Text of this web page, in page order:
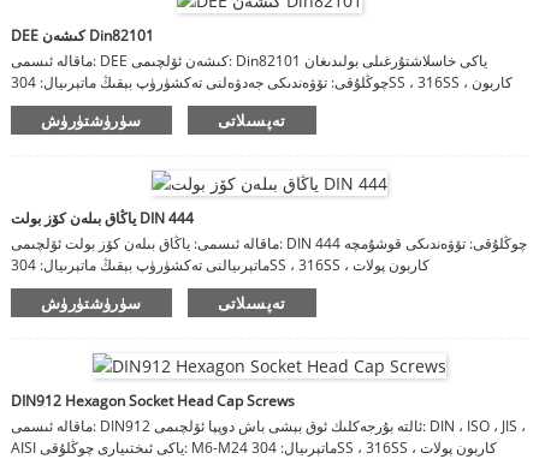
DEE كىشەن Din82101
ماقالە ئىسمى: DEE كىشەن ئۆلچىمى: Din82101 ياكى خاسلاشتۇرغىلى بولىدىغان
چوڭلۇقى: تۆۋەندىكى جەدۋەلنى تەكشۈرۈپ بېقىڭ ماتېرىيال: 304SS ، 316SS ، كاربون
پولات
سۈرۈشتۈرۈش تەپسىلاتى
ياڭاق بىلەن كۆز بولت DIN 444
ماقالە ئىسمى: ياڭاق بىلەن كۆز بولت ئۆلچىمى: DIN 444 چوڭلۇقى: تۆۋەندىكى قوشۇمچە
ماتېرىيالنى تەكشۈرۈپ بېقىڭ ماتېرىيال: 304SS ، 316SS ، كاربون پولات
سۈرۈشتۈرۈش تەپسىلاتى
DIN912 Hexagon Socket Head Cap Screws
ماقالە ئىسمى: DIN912 ئالتە بۇرجەكلىك ئوق بېشى باش دوپپا ئۆلچىمى: DIN ، ISO ، JIS ،
AISI ياكى ئىختىيارى چوڭلۇقى: M6-M24 ماتېرىيال: 304SS ، 316SS ، كاربون پولات